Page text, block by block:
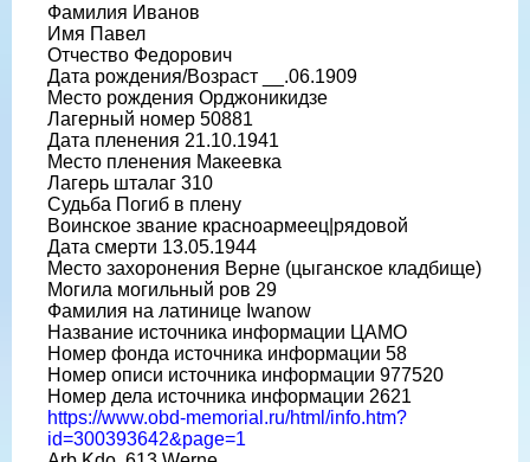
Фамилия Иванов
Имя Павел
Отчество Федорович
Дата рождения/Возраст __.06.1909
Место рождения Орджоникидзе
Лагерный номер 50881
Дата пленения 21.10.1941
Место пленения Макеевка
Лагерь шталаг 310
Судьба Погиб в плену
Воинское звание красноармеец|рядовой
Дата смерти 13.05.1944
Место захоронения Верне (цыганское кладбище)
Могила могильный ров 29
Фамилия на латинице Iwanow
Название источника информации ЦАМО
Номер фонда источника информации 58
Номер описи источника информации 977520
Номер дела источника информации 2621
https://www.obd-memorial.ru/html/info.htm?
id=300393642&page=1